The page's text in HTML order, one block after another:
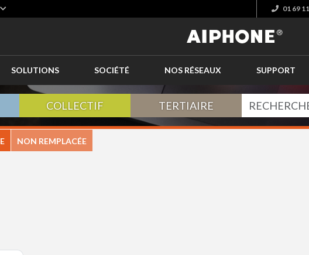
01 69
SOLUTIONS SOCIÉTÉ NOS RÉSEAUX SUPPORT
COLLECTIF TERTIAIRE
NON REMPLACÉE